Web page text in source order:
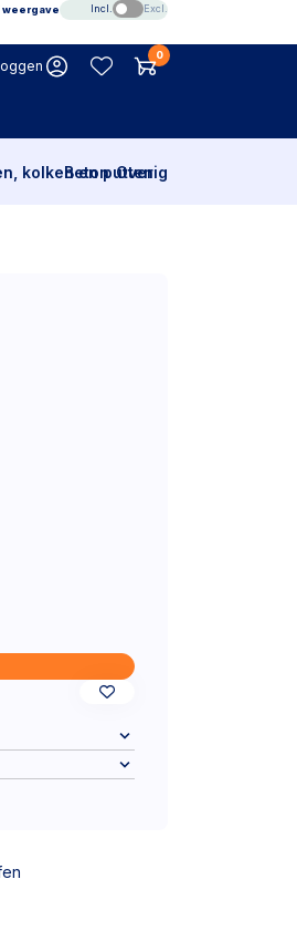
weergave Incl. Excl.
0
kolken en putten
Beton Overig